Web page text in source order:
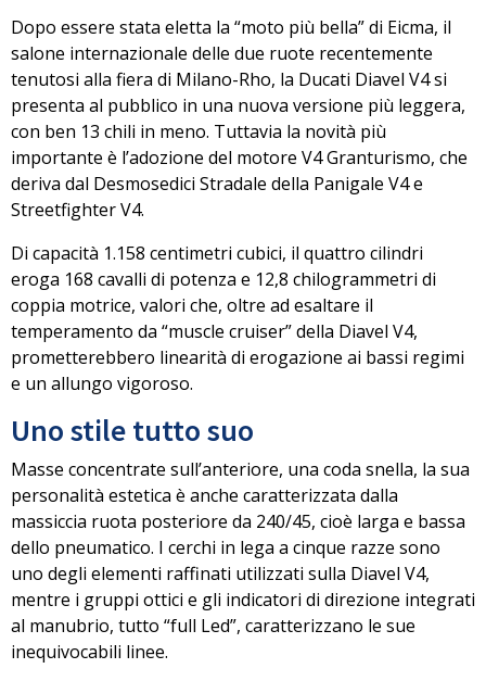
Dopo essere stata eletta la “moto più bella” di Eicma, il
salone internazionale delle due ruote recentemente
tenutosi alla fiera di Milano-Rho, la Ducati Diavel V4 si
presenta al pubblico in una nuova versione più leggera,
con ben 13 chili in meno. Tuttavia la novità più
importante è l’adozione del motore V4 Granturismo, che
deriva dal Desmosedici Stradale della Panigale V4 e
Streetfighter V4.
Di capacità 1.158 centimetri cubici, il quattro cilindri
eroga 168 cavalli di potenza e 12,8 chilogrammetri di
coppia motrice, valori che, oltre ad esaltare il
temperamento da “muscle cruiser” della Diavel V4,
prometterebbero linearità di erogazione ai bassi regimi
e un allungo vigoroso.
Uno stile tutto suo
Masse concentrate sull’anteriore, una coda snella, la sua
personalità estetica è anche caratterizzata dalla
massiccia ruota posteriore da 240/45, cioè larga e bassa
dello pneumatico. I cerchi in lega a cinque razze sono
uno degli elementi raffinati utilizzati sulla Diavel V4,
mentre i gruppi ottici e gli indicatori di direzione integrati
al manubrio, tutto “full Led”, caratterizzano le sue
inequivocabili linee.